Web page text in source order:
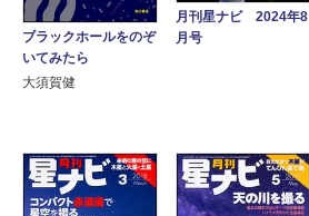
ブラックホールをのぞ
いてみたら
大須賀健
月刊星ナビ 2024年8
月号